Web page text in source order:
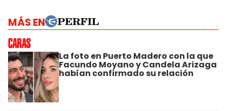
MÁS EN
La foto en Puerto Madero con la que
Facundo Moyano y Candela Arizaga
habían confirmado su relación